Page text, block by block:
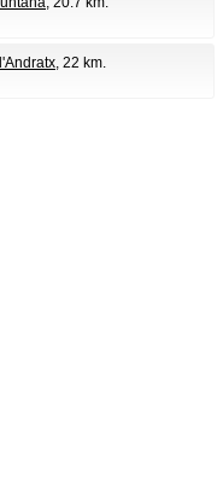
, 22 km.